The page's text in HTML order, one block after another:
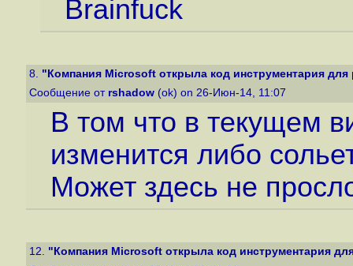
Brainfuck
8. "Компания Microsoft открыла код инструментария
Сообщение от rshadow (ok) on 26-Июн-14, 11:07
В том что в текущем
изменится либо
Может здесь не
12. "Компания Microsoft открыла код инструментария